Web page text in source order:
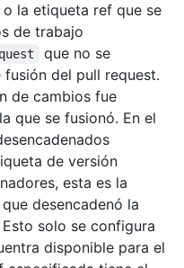
la etiqueta ref que se
de trabajo
que no se
del pull request.
de cambios fue
que se fusionó. En el
de versión
esta es la
desencadenó la
solo se configura
disponible para el